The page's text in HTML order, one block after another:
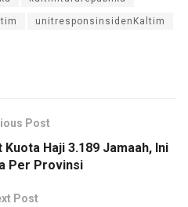
unitresponsinsidenKaltim
Post
Haji 3.189 Jamaah, Ini
Per Provinsi
Post